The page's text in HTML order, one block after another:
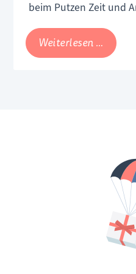
beim Putzen Zeit und
Weiterlesen … Midea
S8+
für